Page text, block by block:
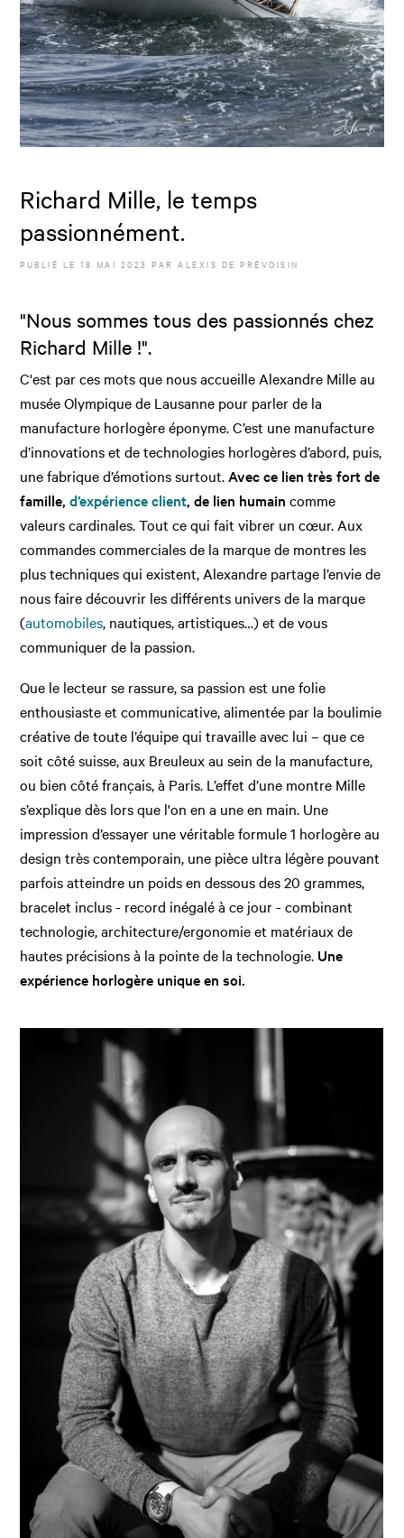
Richard Mille, le temps
passionnément.
PUBLIÉ LE18 MAI 2023 PARALEXIS DE PRÉVOISIN
"Nous sommes tous des passionnés chez
Richard Mille !".
C'est par ces mots que nous accueille Alexandre Mille au
musée Olympique de Lausanne pour parler de la
manufacture horlogère éponyme. C’est une manufacture
d’innovations et de technologies horlogères d’abord, puis,
une fabrique d’émotions surtout. Avec ce lien très fort de
famille,d’expérience client, de lien humain comme
valeurs cardinales. Tout ce qui fait vibrer un cœur. Aux
commandes commerciales de la marque de montres les
plus techniques qui existent, Alexandre partage l’envie de
nous faire découvrir les différents univers de la marque
(automobiles, nautiques, artistiques…) et de vous
communiquer de la passion.
Que le lecteur se rassure, sa passion est une folie
enthousiaste et communicative, alimentée par la boulimie
créative de toute l’équipe qui travaille avec lui – que ce
soit côté suisse, aux Breuleux au sein de la manufacture,
ou bien côté français, à Paris. L’effet d’une montre Mille
s’explique dès lors que l'on en a une en main. Une
impression d’essayer une véritable formule 1 horlogère au
design très contemporain, une pièce ultra légère pouvant
parfois atteindre un poids en dessous des 20 grammes,
bracelet inclus - record inégalé à ce jour - combinant
technologie, architecture/ergonomie et matériaux de
hautes précisions à la pointe de la technologie. Une
expérience horlogère unique en soi.